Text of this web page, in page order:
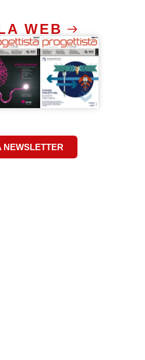
WEB
NEWSLETTER